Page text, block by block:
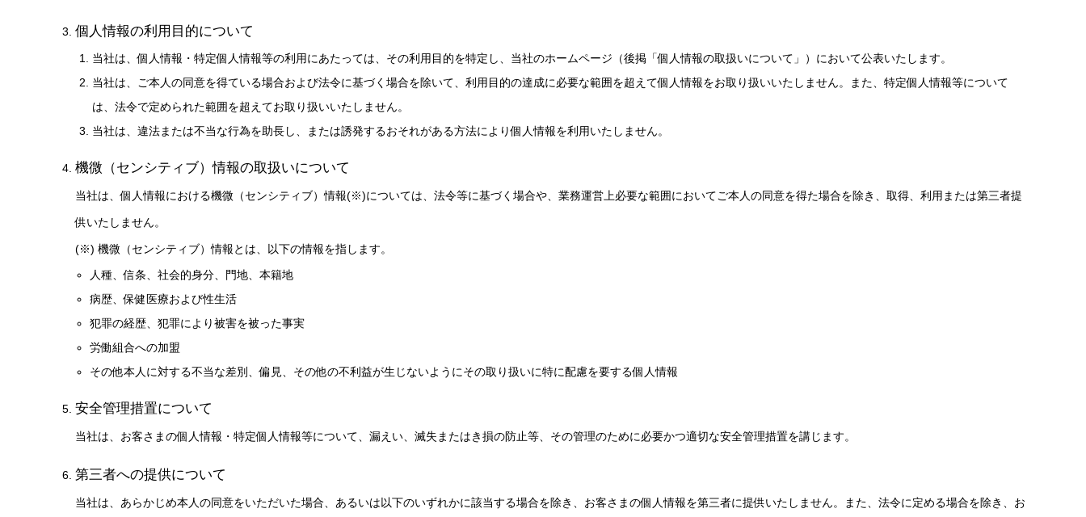
個人情報の利用目的について
当社は、個人情報・特定個人情報等の利用にあたっては、その利用目的を特定し、当社のホームページ（後掲「個人情報の取扱いについて」）において公表いたします。
当社は、ご本人の同意を得ている場合および法令に基づく場合を除いて、利用目的の達成に必要な範囲を超えて個人情報をお取り扱いいたしません。また、特定個人情報等について
は、法令で定められた範囲を超えてお取り扱いいたしません。
当社は、違法または不当な行為を助長し、または誘発するおそれがある方法により個人情報を利用いたしません。
機微（センシティブ）情報の取扱いについて
当社は、個人情報における機微（センシティブ）情報(※)については、法令等に基づく場合や、業務運営上必要な範囲においてご本人の同意を得た場合を除き、取得、利用または第三者提
供いたしません。
(※) 機微（センシティブ）情報とは、以下の情報を指します。
人種、信条、社会的身分、門地、本籍地
病歴、保健医療および性生活
犯罪の経歴、犯罪により被害を被った事実
労働組合への加盟
その他本人に対する不当な差別、偏見、その他の不利益が生じないようにその取り扱いに特に配慮を要する個人情報
安全管理措置について
当社は、お客さまの個人情報・特定個人情報等について、漏えい、滅失またはき損の防止等、その管理のために必要かつ適切な安全管理措置を講じます。
第三者への提供について
当社は、あらかじめ本人の同意をいただいた場合、あるいは以下のいずれかに該当する場合を除き、お客さまの個人情報を第三者に提供いたしません。また、法令に定める場合を除き、お